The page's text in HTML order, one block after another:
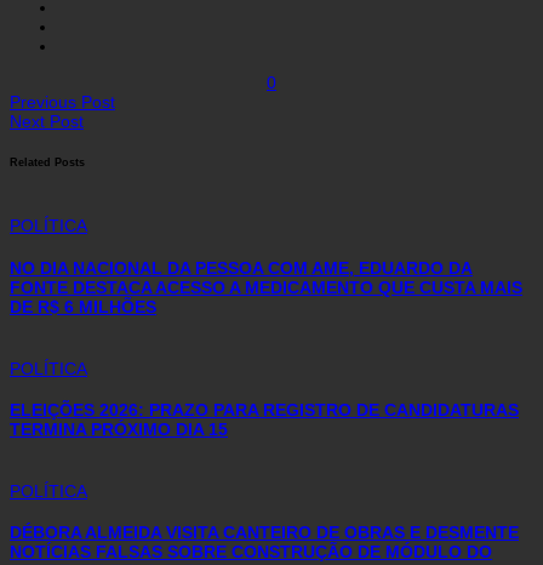
0
Previous Post
Next Post
Related Posts
POLÍTICA
NO DIA NACIONAL DA PESSOA COM AME, EDUARDO DA
FONTE DESTACA ACESSO A MEDICAMENTO QUE CUSTA MAIS
DE R$ 6 MILHÕES
POLÍTICA
ELEIÇÕES 2026: PRAZO PARA REGISTRO DE CANDIDATURAS
TERMINA PRÓXIMO DIA 15
POLÍTICA
DÉBORA ALMEIDA VISITA CANTEIRO DE OBRAS E DESMENTE
NOTÍCIAS FALSAS SOBRE CONSTRUÇÃO DE MÓDULO DO